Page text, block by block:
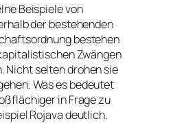
Beispiele von
der bestehenden
bestehen
Zwängen
Nicht selten drohen sie
Was es bedeutet
in Frage zu
Rojava deutlich.